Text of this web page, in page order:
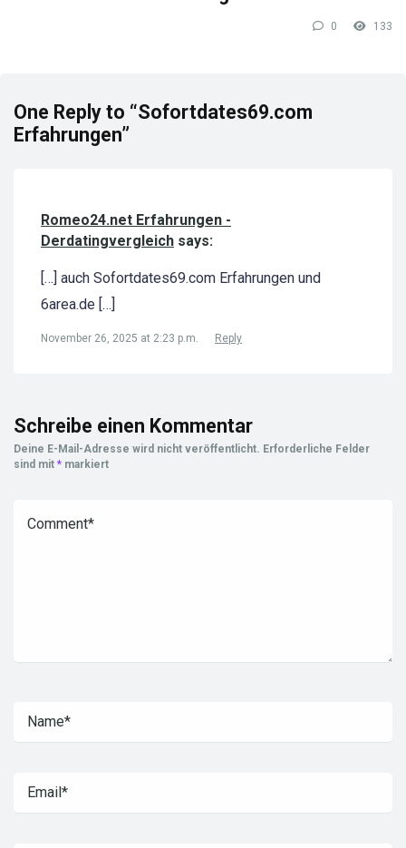
0 133
One Reply to “Sofortdates69.com
Erfahrungen”
Romeo24.net Erfahrungen -
Derdatingvergleich says:
[…] auch Sofortdates69.com Erfahrungen und
6area.de […]
November 26, 2025 at 2:23 p.m. Reply
Schreibe einen Kommentar
Deine E-Mail-Adresse wird nicht veröffentlicht. Erforderliche Felder
sind mit * markiert